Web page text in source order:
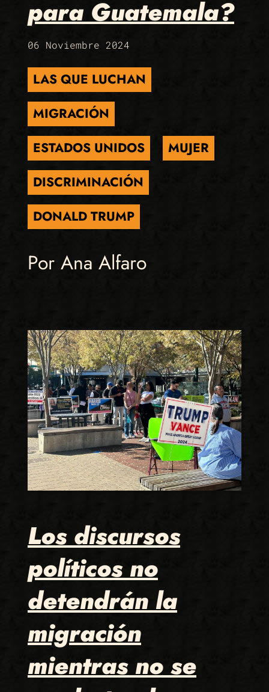
para Guatemala?
06 Noviembre 2024
LAS QUE LUCHAN
MIGRACIÓN
ESTADOS UNIDOS
MUJER
DISCRIMINACIÓN
DONALD TRUMP
Por Ana Alfaro
Los discursos
políticos no
detendrán la
migración
mientras no se